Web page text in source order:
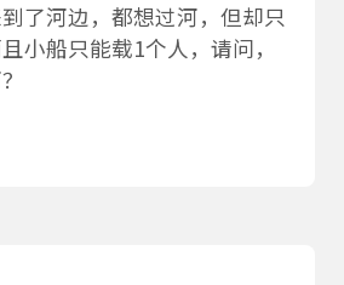
了河边，都想过河，但却只
小船只能载1个人，请问，